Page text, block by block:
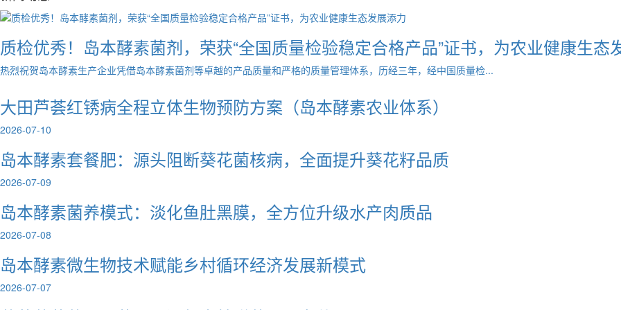
质检优秀！岛本酵素菌剂，荣获“全国质量检验稳定合格产品”证书，为农业健康生态
热烈祝贺岛本酵素生产企业凭借岛本酵素菌剂等卓越的产品质量和严格的质量管理体系，历经三年，经中国质量检...
大田芦荟红锈病全程立体生物预防方案（岛本酵素农业体系）
2026-07-10
岛本酵素套餐肥：源头阻断葵花菌核病，全面提升葵花籽品质
2026-07-09
岛本酵素菌养模式：淡化鱼肚黑膜，全方位升级水产肉质品
2026-07-08
岛本酵素微生物技术赋能乡村循环经济发展新模式
2026-07-07